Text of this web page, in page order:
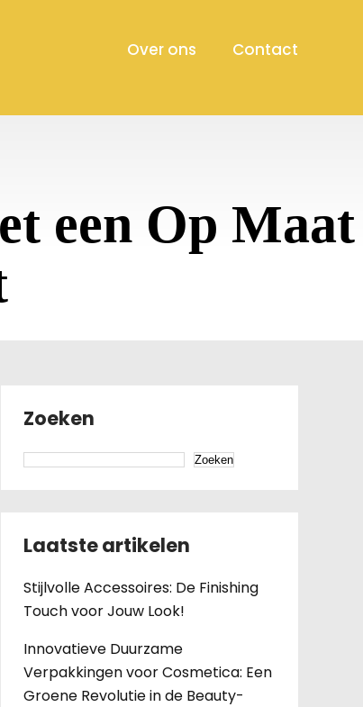
Over ons Contact
een Op Maat
Zoeken
Zoeken
Laatste artikelen
Stijlvolle Accessoires: De Finishing
Touch voor Jouw Look!
Innovatieve Duurzame
Verpakkingen voor Cosmetica: Een
Groene Revolutie in de Beauty-